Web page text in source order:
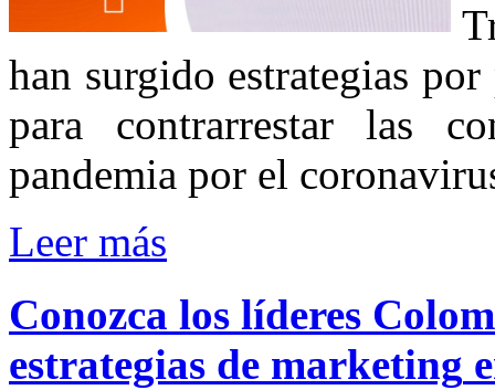
han surgido estrategias
para contrarrestar las
pandemia por el
Leer más
Conozca los líderes
estrategias de marketing